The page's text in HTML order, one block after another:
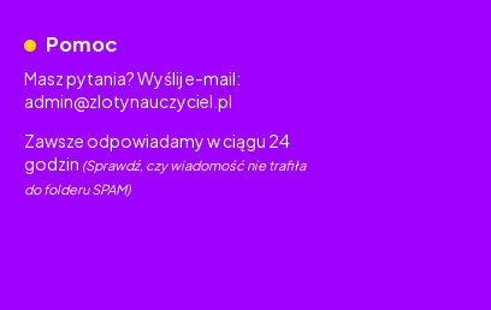
Pomoc
Masz pytania? Wyślij e-mail:
admin@zlotynauczyciel.pl
Zawsze odpowiadamy w ciągu 24
godzin (Sprawdź, czy wiadomość nie trafiła
do folderu SPAM)